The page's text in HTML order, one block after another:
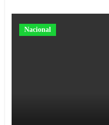
Nacional